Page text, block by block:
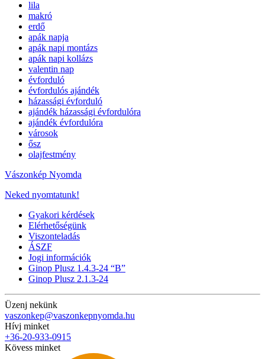
lila
makró
erdő
apák napja
apák napi montázs
apák napi kollázs
valentin nap
évforduló
évfordulós ajándék
házassági évforduló
ajándék házassági évfordulóra
ajándék évfordulóra
városok
ősz
olajfestmény
Vászonkép Nyomda
Neked nyomtatunk!
Gyakori kérdések
Elérhetőségünk
Viszonteladás
ÁSZF
Jogi információk
Ginop Plusz 1.4.3-24 “B”
Ginop Plusz 2.1.3-24
Üzenj nekünk
vaszonkep@vaszonkepnyomda.hu
Hívj minket
+36-20-933-0915
Kövess minket